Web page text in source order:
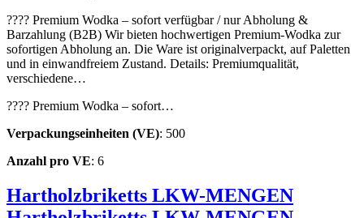
???? Premium Wodka – sofort verfügbar / nur Abholung &
Barzahlung (B2B) Wir bieten hochwertigen Premium-Wodka zur
sofortigen Abholung an. Die Ware ist originalverpackt, auf Paletten
und in einwandfreiem Zustand. Details: Premiumqualität,
verschiedene…
???? Premium Wodka – sofort…
Verpackungseinheiten (VE): 500
Anzahl pro VE: 6
Hartholzbriketts LKW-MENGEN